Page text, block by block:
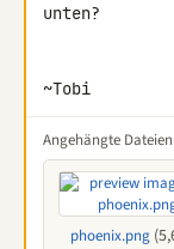
unten?
~Tobi
Angehängte
phoenix.png